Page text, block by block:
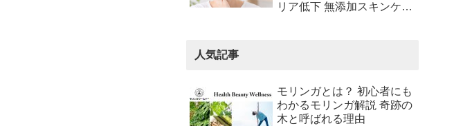
リア低下 無添加スキンケア
人気記事
モリンガとは？ 初心者にも
わかるモリンガ解説 奇跡の
木と呼ばれる理由